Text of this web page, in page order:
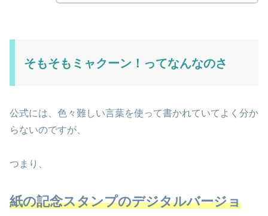
そもそもミャクーン！ってなんなのさ
公式には、色々難しい言葉を使って書かれていてよく分か
らないのですが、
つまり、
紙の記念スタンプのデジタルバージョ